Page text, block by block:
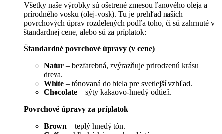
Všetky naše výrobky sú ošetrené zmesou ľanového oleja a
prírodného vosku (olej-vosk). Tu je prehľad našich
povrchových úprav rozdelených podľa toho, či sú zahrnuté v
štandardnej cene, alebo sú za príplatok:
Štandardné povrchové úpravy (v cene)
Natur – bezfarebná, zvýrazňuje prirodzenú krásu
dreva.
White – tónovaná do biela pre svetlejší vzhľad.
Chocolate – sýty kakaovo-hnedý odtieň.
Povrchové úpravy za príplatok
Brown – teplý hnedý tón.